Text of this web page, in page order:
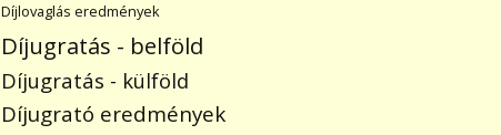
Díjlovaglás eredmények
Díjugratás - belföld
Díjugratás - külföld
Díjugrató eredmények